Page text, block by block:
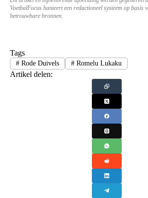
VoetbalFocus hanteert een redactioneel systeem op basis
betrouwbare bronnen.
Tags
#Rode Duivels #Romelu Lukaku
Artikel delen: